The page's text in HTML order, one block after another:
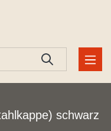
schwarz